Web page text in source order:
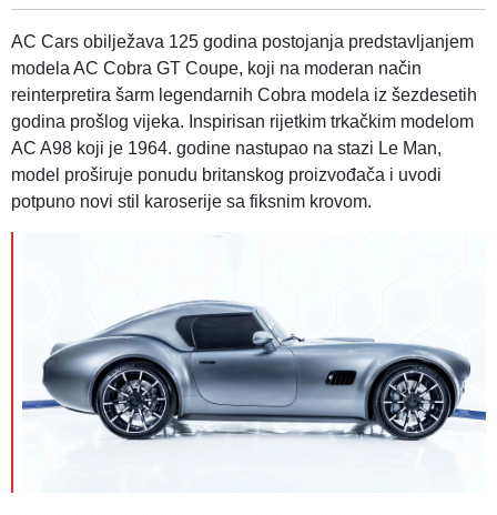
AC Cars obilježava 125 godina postojanja predstavljanjem
modela AC Cobra GT Coupe, koji na moderan način
reinterpretira šarm legendarnih Cobra modela iz šezdesetih
godina prošlog vijeka. Inspirisan rijetkim trkačkim modelom
AC A98 koji je 1964. godine nastupao na stazi Le Man,
model proširuje ponudu britanskog proizvođača i uvodi
potpuno novi stil karoserije sa fiksnim krovom.